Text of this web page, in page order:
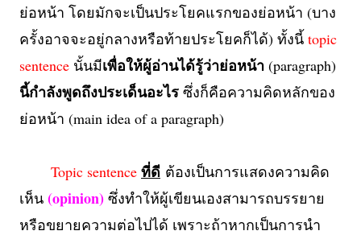
ย่อหน้า โดยมักจะเป็นประโยคแรกของย่อหน้า (บาง
ครั้งอาจจะอยู่กลางหรือท้ายประโยคก็ได้) ทั้งนี้ topic
sentence นั้นมีเพื่อให้ผู้อ่านได้รู้ว่าย่อหน้า (paragraph)
นี้กำลังพูดถึงประเด็นอะไร ซึ่งก็คือความคิดหลักของ
ย่อหน้า (main idea of a paragraph)
Topic sentence ที่ดี ต้องเป็นการแสดงความคิด
เห็น (opinion) ซึ่งทำให้ผู้เขียนเองสามารถบรรยาย
หรือขยายความต่อไปได้ เพราะถ้าหากเป็นการนำ